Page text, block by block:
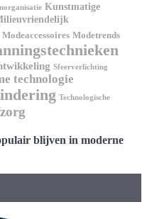
Kunstmatige
Modeaccessoires Modetrends
Sfeerverlichting
technologie
Technologische
blijven in moderne